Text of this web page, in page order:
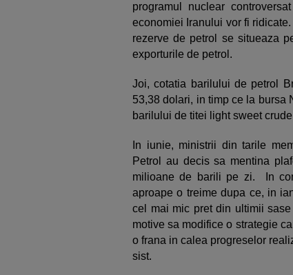
programul nuclear
economiei Iranului vor fi
rezerve de petrol se situeaza
exporturile de petrol.
Joi, cotatia barilului de petrol
53,38 dolari, in timp ce la bursa
barilului de titei light sweet
In iunie, ministrii din tarile
Petrol au decis sa mentina
milioane de barili pe zi. In
aproape o treime dupa ce, in
cel mai mic pret din ultimii
motive sa modifice o strategie
o frana in calea progreselor
sist.